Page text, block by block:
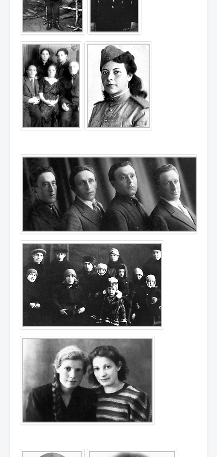
Воспоминания
Дети войны вспоминают
Имя
Ищу родных
Литературная гостиная
Ликбез Мишпохи
Чтобы это никогда не повторилось!
Память
Редакционный подвальчик
Мартиролог
Кухня Мишпохи
Гостевая книга
Контакты
Карта сайта
Старо-Улановичское кладбище
Местечко Колышки, старинное еврейское